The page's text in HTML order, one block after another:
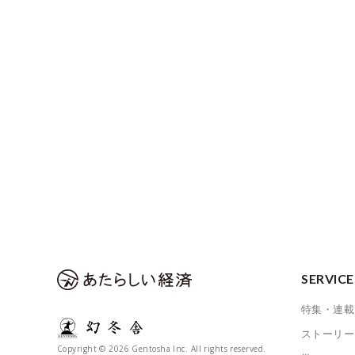
Copyright © 2026 Gentosha Inc. All rights reserved.
SERVICE
特集・連載
ストーリー